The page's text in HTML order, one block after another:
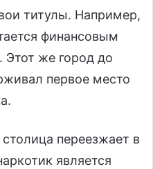
титулы. Например,
финансовым
Этот же город до
первое место
переезжает в
является